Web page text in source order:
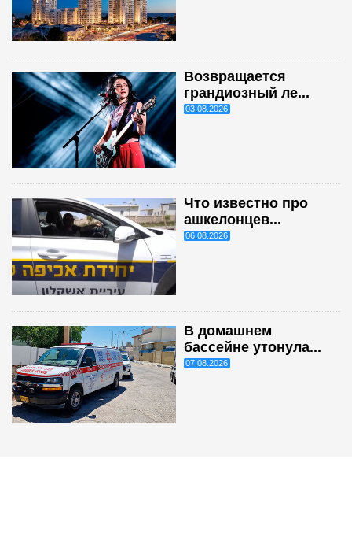
Возвращается
грандиозный ле...
03.08.2026
Что известно про
ашкелонцев...
06.08.2026
В домашнем
бассейне утонула...
07.08.2026